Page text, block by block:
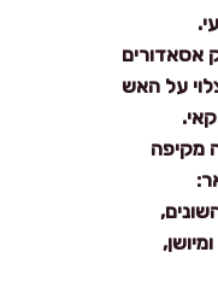
אסאדורים
על האש
מקיפה